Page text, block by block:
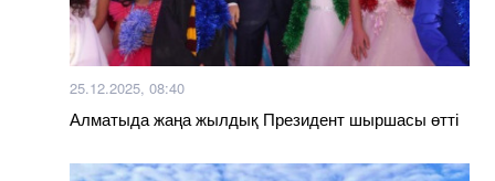
25.12.2025, 08:40
Алматыда жаңа жылдық Президент шыршасы өтті